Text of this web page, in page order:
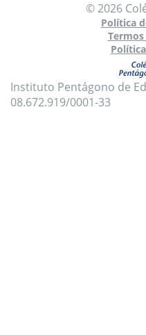
© 2026
Política
Instituto Pentágono de
08.672.919/0001-33